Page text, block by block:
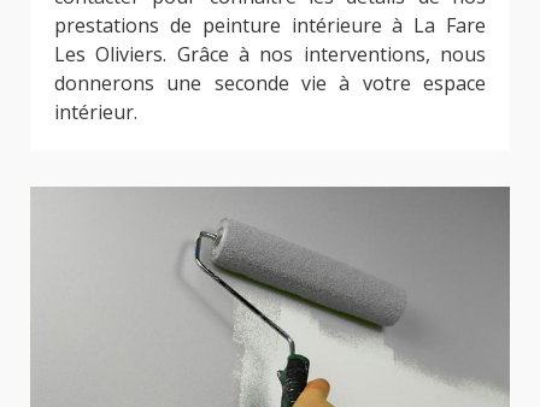
prestations de peinture intérieure à La Fare
Les Oliviers. Grâce à nos interventions, nous
donnerons une seconde vie à votre espace
intérieur.